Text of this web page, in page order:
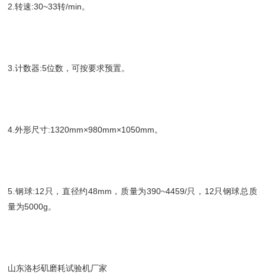
2.转速:30~33转/min。
3.计数器:5位数，可按要求预置。
4.外形尺寸:1320mm×980mm×1050mm。
5.钢球:12只，直径约48mm，质量为390~4459/只，12只钢球总质
量为5000g。
山东洛杉矶磨耗试验机厂家